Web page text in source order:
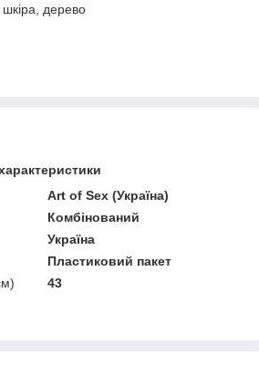
дерево
Art of Sex (Україна)
Комбінований
Україна
Пластиковий пакет
43